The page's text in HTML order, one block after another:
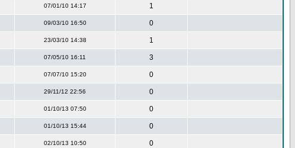
07/01/10 14:17 1
09/03/10 16:50 0
23/03/10 14:38 1
07/05/10 16:11 3
07/07/10 15:20 0
29/11/12 22:56 0
01/10/13 07:50 0
01/10/13 15:44 0
02/10/13 10:50 0